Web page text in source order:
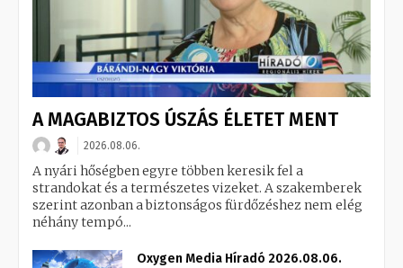
A MAGABIZTOS ÚSZÁS ÉLETET MENT
2026.08.06.
A nyári hőségben egyre többen keresik fel a
strandokat és a természetes vizeket. A szakemberek
szerint azonban a biztonságos fürdőzéshez nem elég
néhány tempó...
Oxygen Media Híradó 2026.08.06.